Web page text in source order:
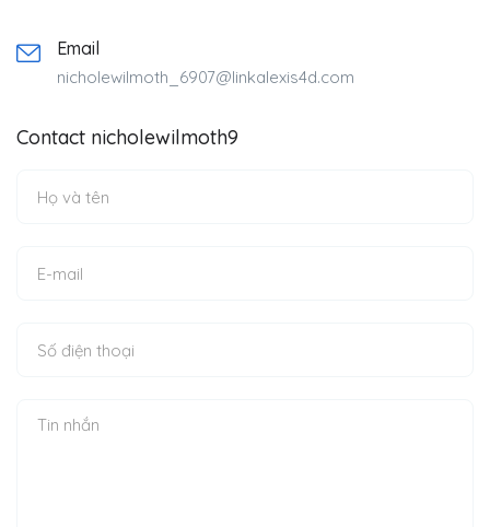
Email
nicholewilmoth_6907@linkalexis4d.com
Contact nicholewilmoth9